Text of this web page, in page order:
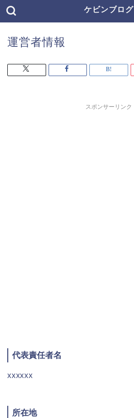
ケビンブログ
運営者情報
スポンサーリンク
代表責任者名
xxxxxx
所在地